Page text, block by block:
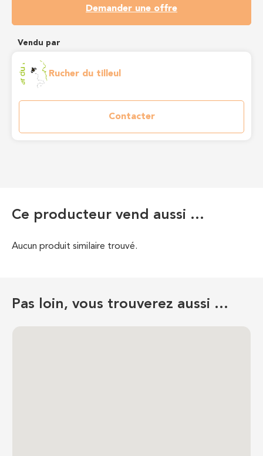
Demander une offre
Vendu par
Rucher du tilleul
Contacter
Ce producteur vend aussi …
Aucun produit similaire trouvé.
Pas loin, vous trouverez aussi …